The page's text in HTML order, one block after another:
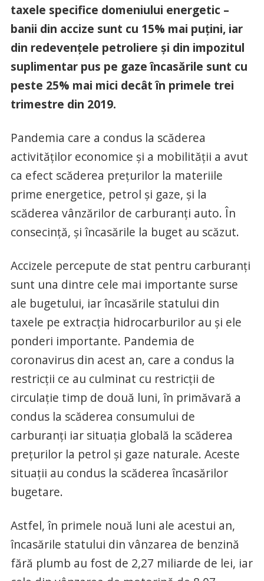
taxele specifice domeniului energetic –
banii din accize sunt cu 15% mai puțini, iar
din redevențele petroliere și din impozitul
suplimentar pus pe gaze încasările sunt cu
peste 25% mai mici decât în primele trei
trimestre din 2019.
Pandemia care a condus la scăderea
activităților economice și a mobilității a avut
ca efect scăderea prețurilor la materiile
prime energetice, petrol și gaze, și la
scăderea vânzărilor de carburanți auto. În
consecință, și încasările la buget au scăzut.
Accizele percepute de stat pentru carburanți
sunt una dintre cele mai importante surse
ale bugetului, iar încasările statului din
taxele pe extracția hidrocarburilor au și ele
ponderi importante. Pandemia de
coronavirus din acest an, care a condus la
restricții ce au culminat cu restricții de
circulație timp de două luni, în primăvară a
condus la scăderea consumului de
carburanți iar situația globală la scăderea
prețurilor la petrol și gaze naturale. Aceste
situații au condus la scăderea încasărilor
bugetare.
Astfel, în primele nouă luni ale acestui an,
încasările statului din vânzarea de benzină
fără plumb au fost de 2,27 miliarde de lei, iar